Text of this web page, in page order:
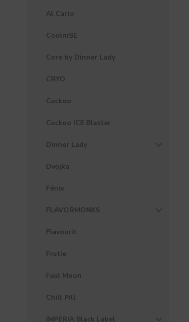
Al Carlo
CoolniSE
Core by Dinner Lady
CRYO
Cuckoo
Cuckoo ICE Blaster
Dinner Lady
Dvojka
Fénix
FLAVORMONKS
Flavourit
Frutie
Fuul Moon
Chill Pill
IMPERIA Black Label